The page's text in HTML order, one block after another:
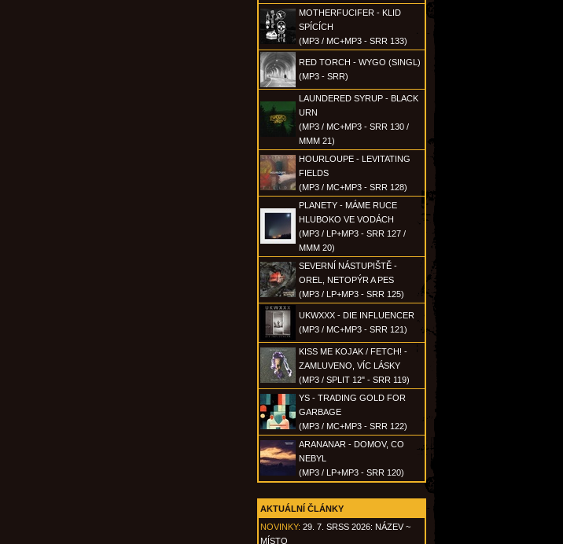
MOTHERFUCIFER - KLID
SPÍCÍCH
(MP3 / MC+MP3 - SRR 133)
RED TORCH - WYGO (SINGL)
(MP3 - SRR)
LAUNDERED SYRUP - BLACK
URN
(MP3 / MC+MP3 - SRR 130 /
MMM 21)
HOURLOUPE - LEVITATING
FIELDS
(MP3 / MC+MP3 - SRR 128)
PLANETY - MÁME RUCE
HLUBOKO VE VODÁCH
(MP3 / LP+MP3 - SRR 127 /
MMM 20)
SEVERNÍ NÁSTUPIŠTĚ -
OREL, NETOPÝR A PES
(MP3 / LP+MP3 - SRR 125)
UKWXXX - DIE INFLUENCER
(MP3 / MC+MP3 - SRR 121)
KISS ME KOJAK / FETCH! -
ZAMLUVENO, VÍC LÁSKY
(MP3 / SPLIT 12" - SRR 119)
YS - TRADING GOLD FOR
GARBAGE
(MP3 / MC+MP3 - SRR 122)
ARANANAR - DOMOV, CO
NEBYL
(MP3 / LP+MP3 - SRR 120)
AKTUÁLNÍ ČLÁNKY
NOVINKY: 29. 7. SRSS 2026: NÁZEV ~
MÍSTO